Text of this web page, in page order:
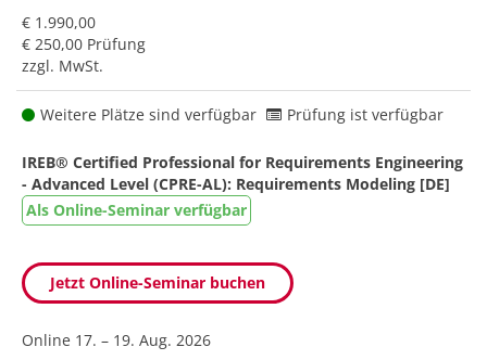
€ 1.990,00
€ 250,00 Prüfung
zzgl. MwSt.
Weitere Plätze sind verfügbar Prüfung ist verfügbar
IREB® Certified Professional for Requirements Engineering
- Advanced Level (CPRE-AL): Requirements Modeling [DE]
Als Online-Seminar verfügbar
Jetzt Online-Seminar buchen
Online 17. – 19. Aug. 2026